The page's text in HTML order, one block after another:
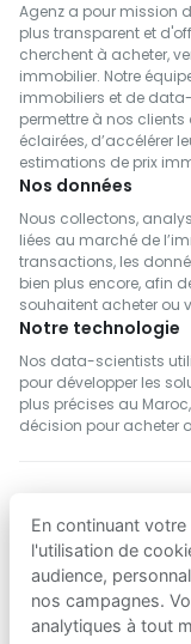
Agenz a pour mission
plus transparent et
cherchent à acheter,
immobilier. Notre
immobiliers et de
permettre à nos
éclairées, d’accélérer
estimations de prix
Nos données
Nous collectons,
liées au marché de
transactions, les
bien plus encore, afin
souhaitent acheter ou
Notre technologie
Nos data-scientists
pour développer les
plus précises au
décision pour acheter
En continuant
l'utilisation de
audience,
nos campagnes.
analytiques à tout